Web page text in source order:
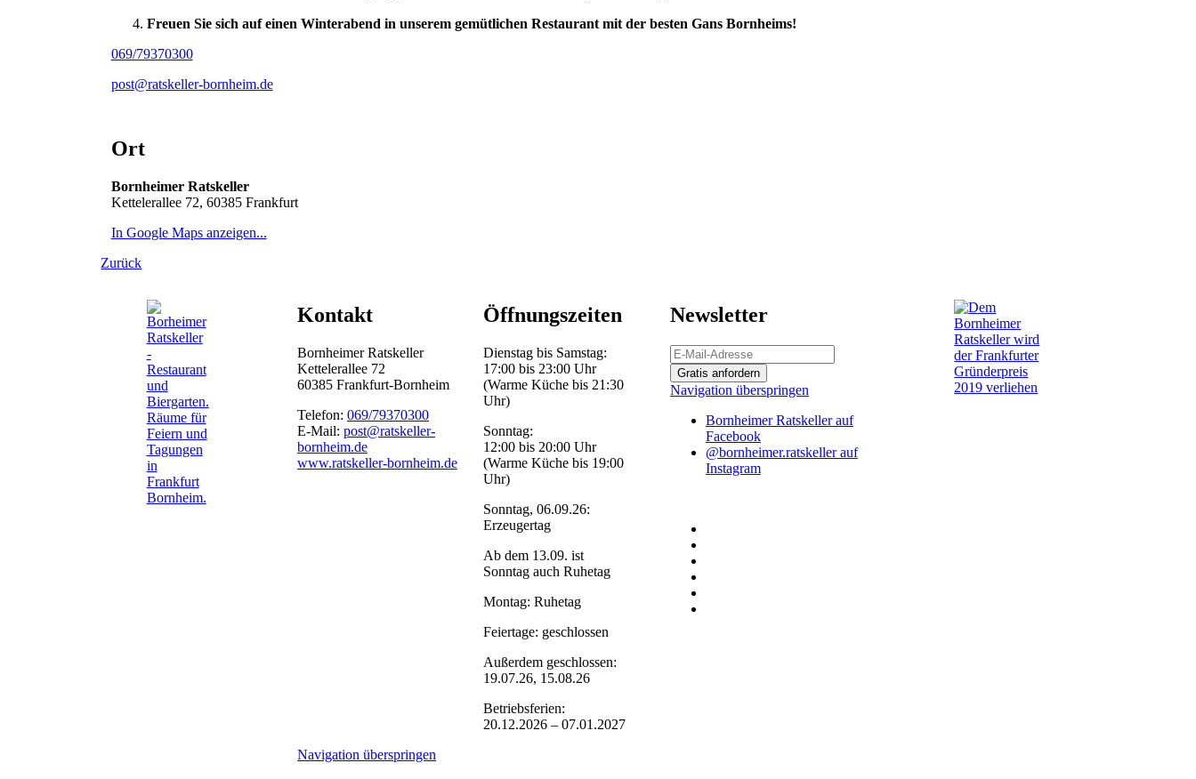
Freuen Sie sich auf einen Winterabend in unserem gemütlichen Restaurant mit der besten Gans Bornheims!
069/79370300
post@ratskeller-bornheim.de
Ort
Bornheimer Ratskeller
Kettelerallee 72, 60385 Frankfurt
In Google Maps anzeigen...
Zurück
Kontakt
Bornheimer Ratskeller
Kettelerallee 72
60385 Frankfurt-Bornheim
Telefon:069/79370300
E-Mail:post@ratskeller-
bornheim.de
www.ratskeller-bornheim.de
Öffnungszeiten
Dienstag bis Samstag:
17:00 bis 23:00 Uhr
(Warme Küche bis 21:30
Uhr)
Sonntag:
12:00 bis 20:00 Uhr
(Warme Küche bis 19:00
Uhr)
Sonntag, 06.09.26:
Erzeugertag
Ab dem 13.09. ist
Sonntag auch Ruhetag
Montag: Ruhetag
Feiertage: geschlossen
Außerdem geschlossen:
19.07.26, 15.08.26
Betriebsferien:
20.12.2026 – 07.01.2027
Newsletter
Gratis anfordern
Navigation überspringen
Bornheimer Ratskeller auf
Facebook
@bornheimer.ratskeller auf
Instagram
Navigation überspringen